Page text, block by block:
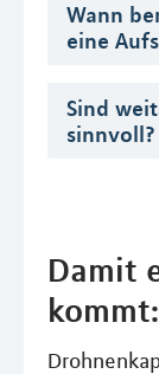
Wann
eine
Sind
sinnvoll?
Damit